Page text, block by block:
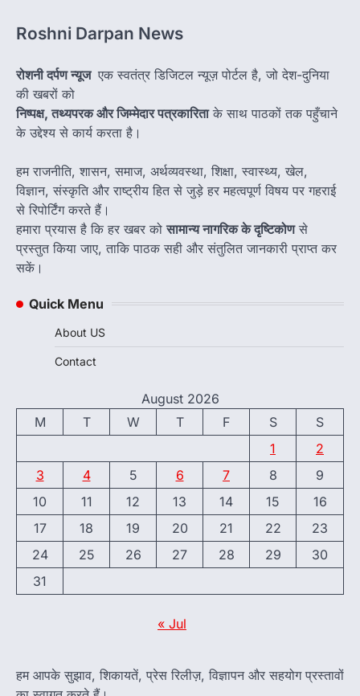
Roshni Darpan News
रोशनी दर्पण न्यूज एक स्वतंत्र डिजिटल न्यूज़ पोर्टल है, जो देश-दुनिया
की खबरों को
निष्पक्ष, तथ्यपरक और जिम्मेदार पत्रकारिताके साथ पाठकों तक पहुँचाने
के उद्देश्य से कार्य करता है।
हम राजनीति, शासन, समाज, अर्थव्यवस्था, शिक्षा, स्वास्थ्य, खेल,
विज्ञान, संस्कृति और राष्ट्रीय हित से जुड़े हर महत्वपूर्ण विषय पर गहराई
से रिपोर्टिंग करते हैं।
हमारा प्रयास है कि हर खबर कोसामान्य नागरिक के दृष्टिकोणसे
प्रस्तुत किया जाए, ताकि पाठक सही और संतुलित जानकारी प्राप्त कर
सकें।
Quick Menu
About US
Contact
August 2026
M
T W T F S
S
1
2
3
4 5 6 7 8
9
10
11 12 13 14 15
16
17
18 19 20 21 22
23
24
25 26 27 28 29
30
31
« Jul
हम आपके सुझाव, शिकायतें, प्रेस रिलीज़, विज्ञापन और सहयोग प्रस्तावों